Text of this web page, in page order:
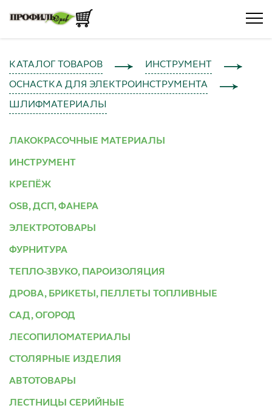
КАТАЛОГ ТОВАРОВ ИНСТРУМЕНТ
ОСНАСТКА ДЛЯ ЭЛЕКТРОИНСТРУМЕНТА
ШЛИФМАТЕРИАЛЫ
ЛАКОКРАСОЧНЫЕ МАТЕРИАЛЫ
ИНСТРУМЕНТ
КРЕПЁЖ
OSB, ДСП, ФАНЕРА
ЭЛЕКТРОТОВАРЫ
ФУРНИТУРА
ТЕПЛО-ЗВУКО, ПАРОИЗОЛЯЦИЯ
ДРОВА, БРИКЕТЫ, ПЕЛЛЕТЫ ТОПЛИВНЫЕ
САД, ОГОРОД
ЛЕСОПИЛОМАТЕРИАЛЫ
СТОЛЯРНЫЕ ИЗДЕЛИЯ
АВТОТОВАРЫ
ЛЕСТНИЦЫ СЕРИЙНЫЕ